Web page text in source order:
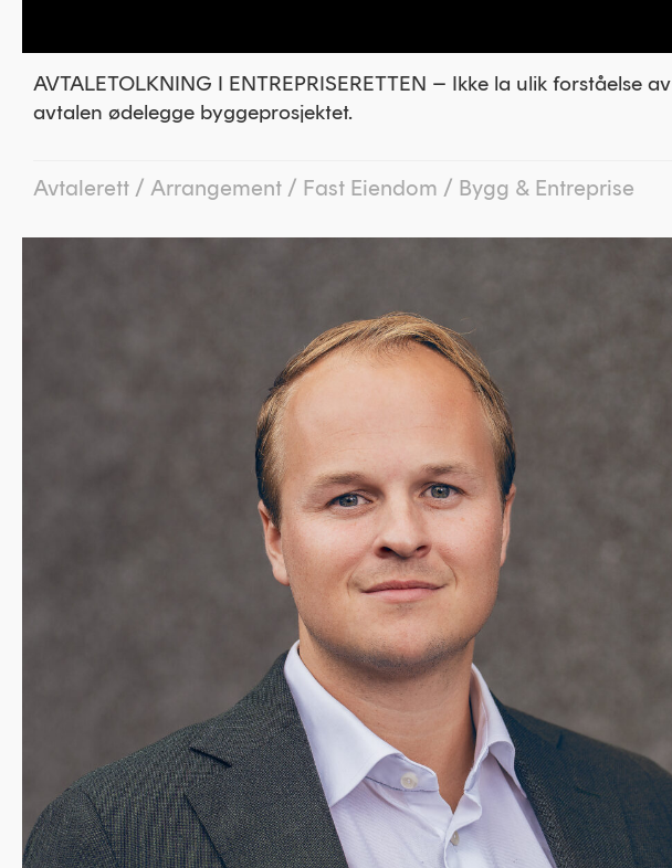
AVTALETOLKNING I ENTREPRISERETTEN – Ikke la ulik forståelse av
avtalen ødelegge byggeprosjektet.
Avtalerett / Arrangement / Fast Eiendom / Bygg & Entreprise